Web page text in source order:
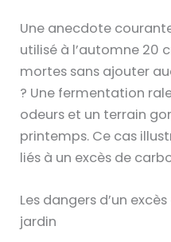
Une anecdote
utilisé à l’automne 20
mortes sans ajouter
? Une fermentation
odeurs et un terrain
printemps. Ce cas
liés à un excès de
Les dangers d’un
jardin